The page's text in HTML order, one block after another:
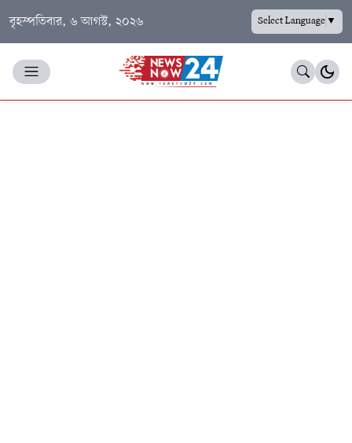
বৃহস্পতিবার, ৬ আগস্ট, ২০২৬ Select Language▼